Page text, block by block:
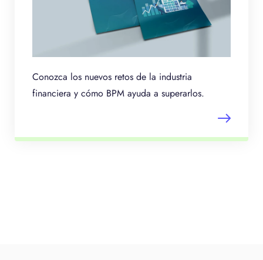
Conozca los nuevos retos de la industria
financiera y cómo BPM ayuda a superarlos.